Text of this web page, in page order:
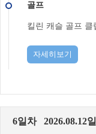
골프
킬린 캐슬 골프 클
자세히보기
6일차 2026.08.12